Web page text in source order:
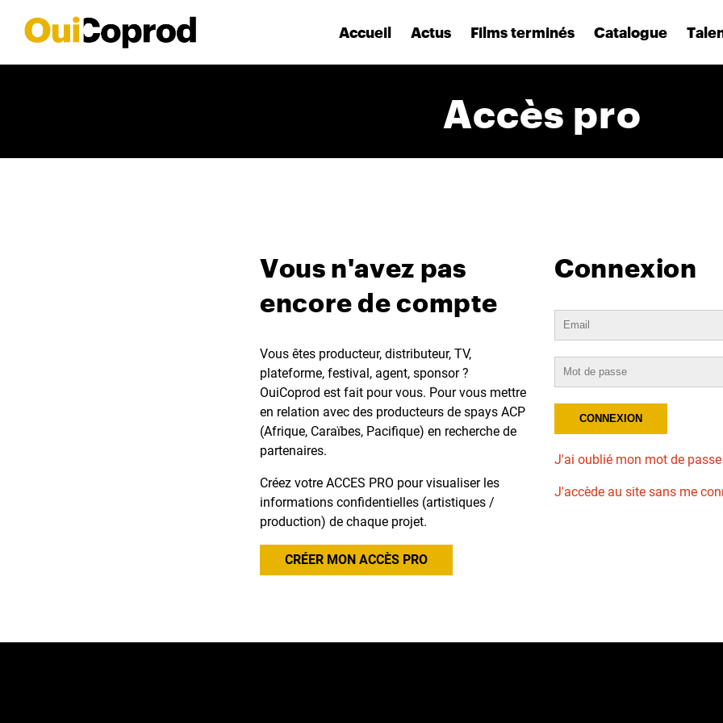
Accueil Actus Films terminés Catalogue
Accès pro
Vous n'avez pas
encore de compte
Vous êtes producteur, distributeur, TV,
plateforme, festival, agent, sponsor ?
OuiCoprod est fait pour vous. Pour vous mettre
en relation avec des producteurs de spays ACP
(Afrique, Caraïbes, Pacifique) en recherche de
partenaires.
Créez votre ACCES PRO pour visualiser les
informations confidentielles (artistiques /
production) de chaque projet.
CRÉER MON ACCÈS PRO
Connexion
J'ai oublié mon mot de passe
J'accède au site sans me